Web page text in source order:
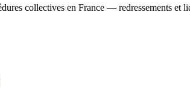
collectives en France — redressements et